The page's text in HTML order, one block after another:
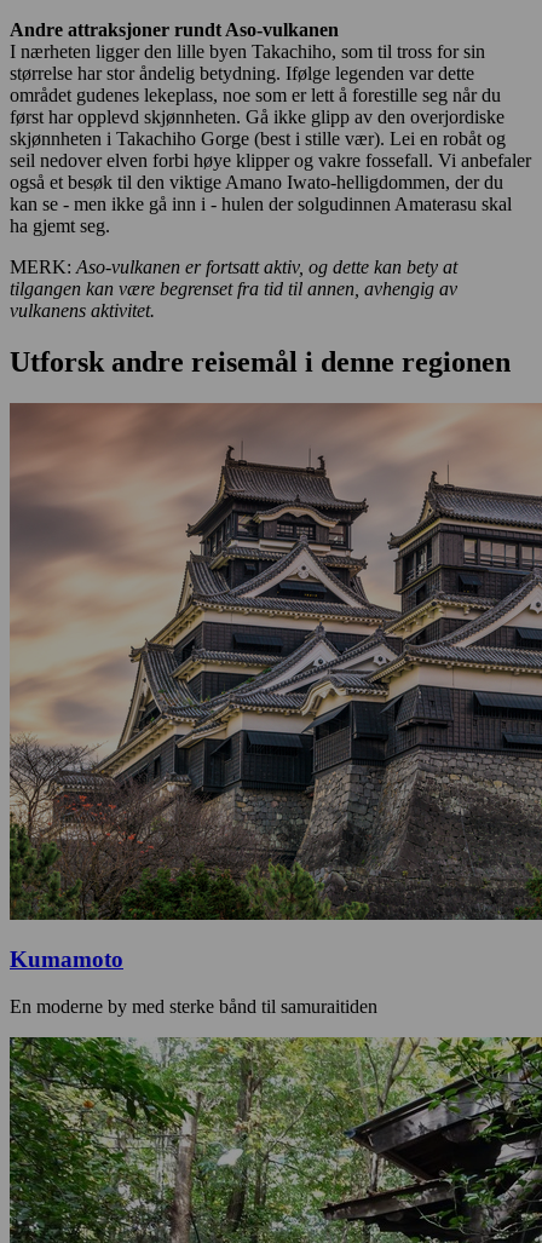
Andre attraksjoner rundt Aso-vulkanen
I nærheten ligger den lille byen Takachiho, som til tross for sin
størrelse har stor åndelig betydning. Ifølge legenden var dette
området gudenes lekeplass, noe som er lett å forestille seg når du
først har opplevd skjønnheten. Gå ikke glipp av den overjordiske
skjønnheten i Takachiho Gorge (best i stille vær). Lei en robåt og
seil nedover elven forbi høye klipper og vakre fossefall. Vi anbefaler
også et besøk til den viktige Amano Iwato-helligdommen, der du
kan se - men ikke gå inn i - hulen der solgudinnen Amaterasu skal
ha gjemt seg.
MERK: Aso-vulkanen er fortsatt aktiv, og dette kan bety at
tilgangen kan være begrenset fra tid til annen, avhengig av
vulkanens aktivitet.
Utforsk andre reisemål i denne regionen
Kumamoto
En moderne by med sterke bånd til samuraitiden